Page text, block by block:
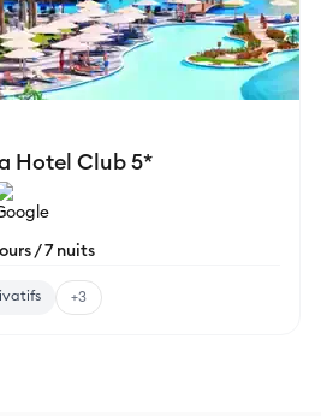
Hotel Club 5*
/ 7 nuits
+3